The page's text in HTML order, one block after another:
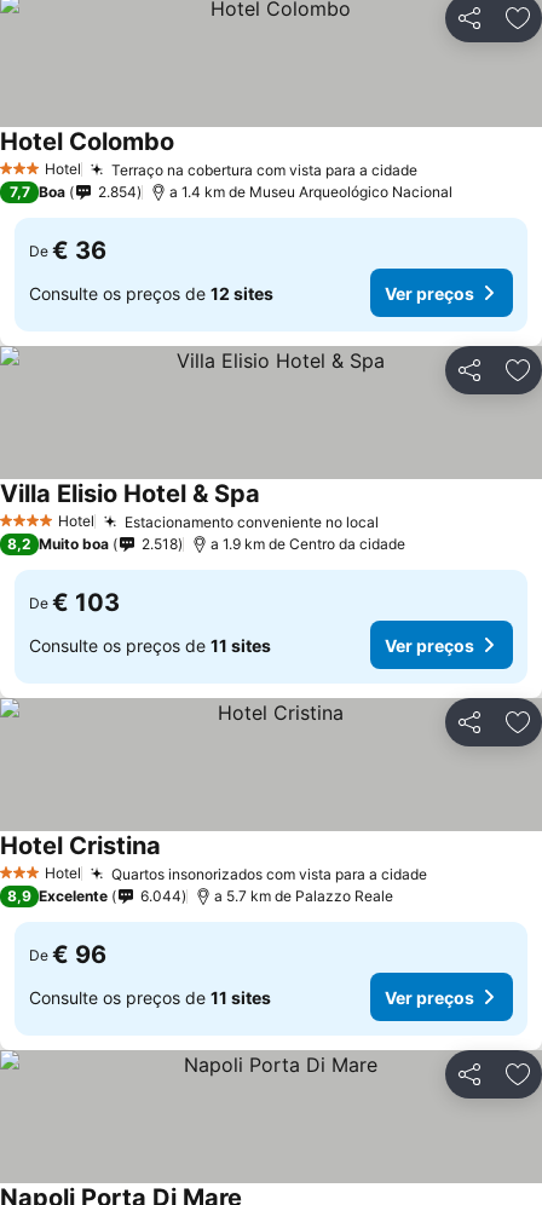
Partilhar
3 EstrelasHotel Terraço na cobertura com vista para a cidadeVer preços
Hotel Colombo
7,7 Boa 2.854 a 1.4 km de Museu Arqueológico Nacional
De € 36
Consulte os preços de 12 sites Ver preços
Partilhar
4 EstrelasHotel Estacionamento conveniente no local
Villa Elisio Hotel & Spa
8,2 Muito boa 2.518 a 1.9 km de Centro da cidade
De € 103
Consulte os preços de 11 sites Ver preços
Partilhar
3 EstrelasHotel Quartos insonorizados com vista para a cidadeVer preços
Hotel Cristina
8,9 Excelente 6.044 a 5.7 km de Palazzo Reale
De € 96
Consulte os preços de 11 sites Ver preços
Partilhar
Napoli Porta Di Mare